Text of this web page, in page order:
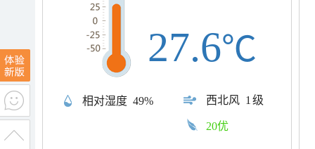
相对湿度 49% 西北风 1级
27.6℃
20优